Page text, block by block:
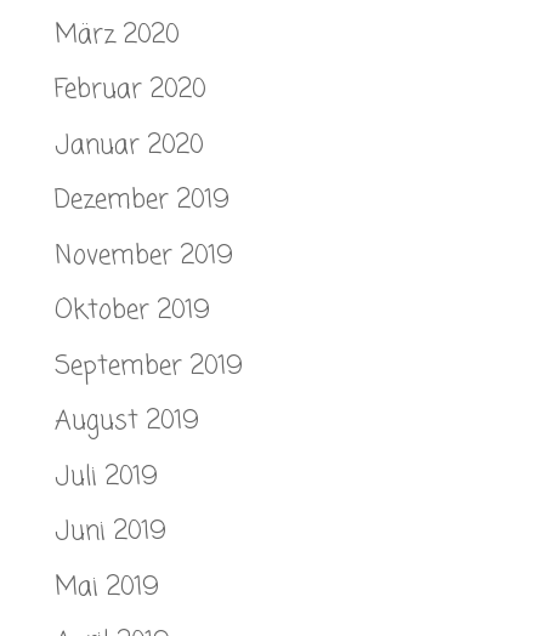
März 2020
Februar 2020
Januar 2020
Dezember 2019
November 2019
Oktober 2019
September 2019
August 2019
Juli 2019
Juni 2019
Mai 2019